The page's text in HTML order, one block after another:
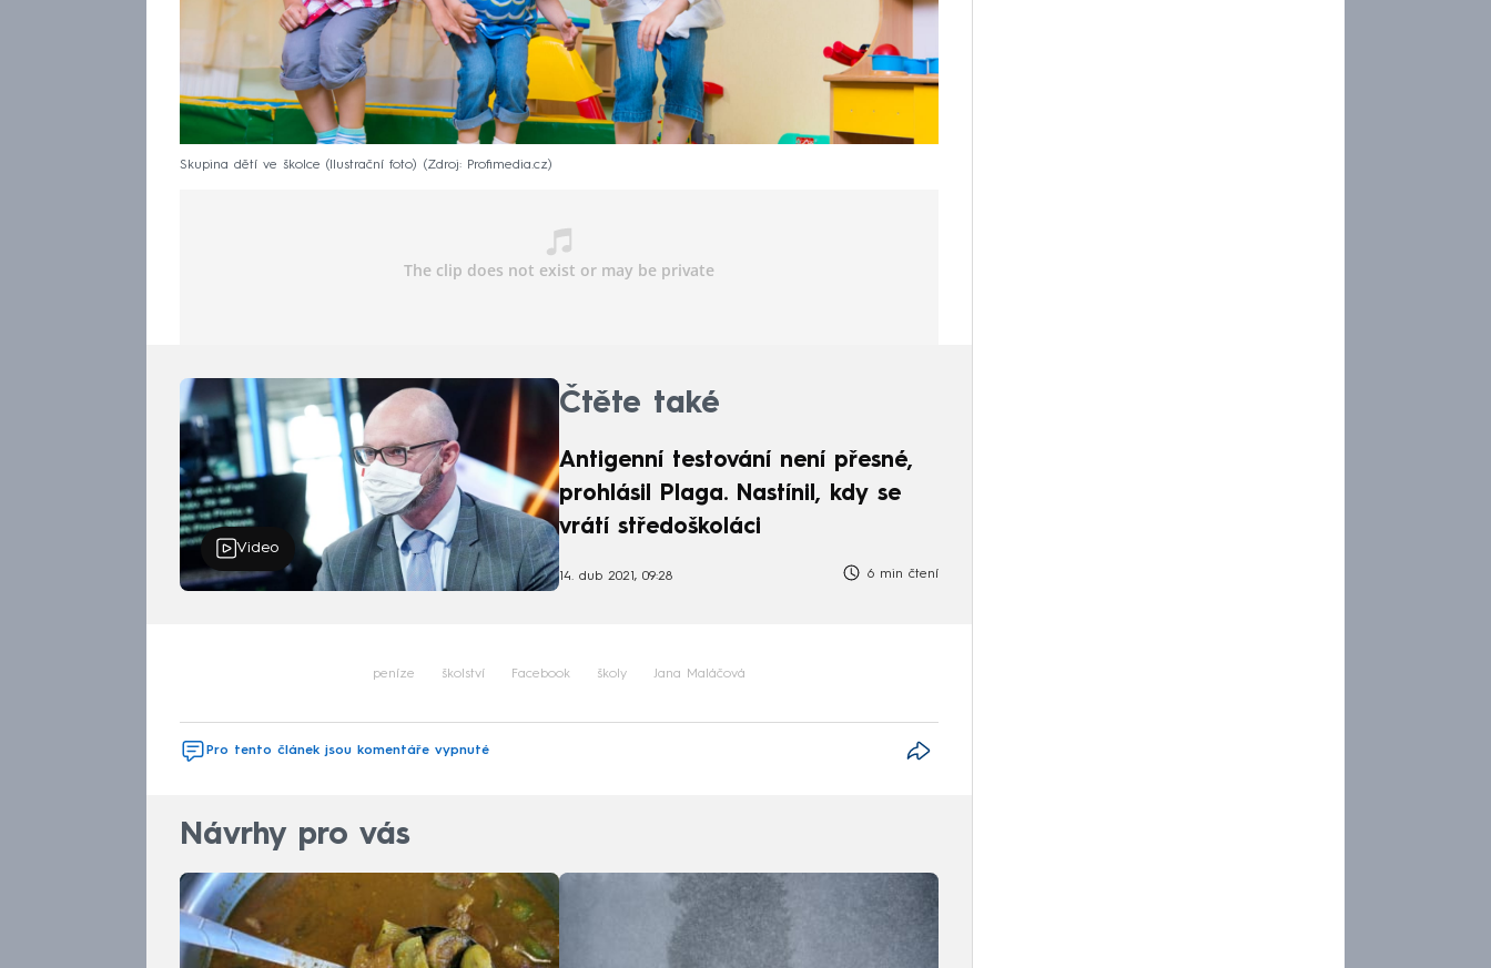
Skupina dětí ve školce (Ilustrační foto) Zdroj: Profimedia.cz
Video
Čtěte také
Antigenní testování není přesné,
prohlásil Plaga. Nastínil, kdy se
vrátí středoškoláci
14. dub 2021, 09:28 6 min čtení
peníze školství Facebook školy Jana Maláčová
Pro tento článek jsou komentáře vypnuté
Návrhy pro vás